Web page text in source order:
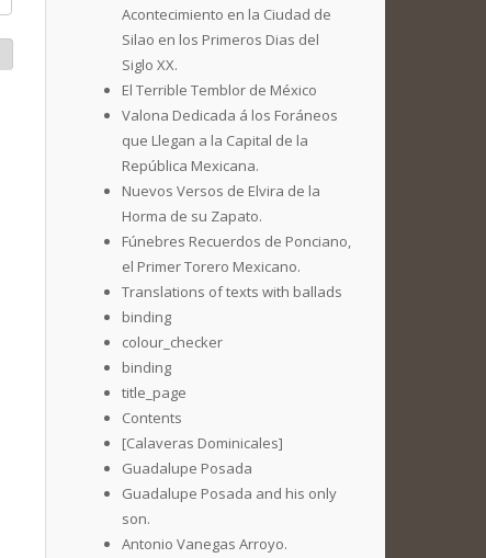
Acontecimiento en la Ciudad de
Silao en los Primeros Dias del
Siglo XX.
El Terrible Temblor de México
Valona Dedicada á los Foráneos
que Llegan a la Capital de la
República Mexicana.
Nuevos Versos de Elvira de la
Horma de su Zapato.
Fúnebres Recuerdos de Ponciano,
el Primer Torero Mexicano.
Translations of texts with ballads
binding
colour_checker
binding
title_page
Contents
[Calaveras Dominicales]
Guadalupe Posada
Guadalupe Posada and his only
son.
Antonio Vanegas Arroyo.